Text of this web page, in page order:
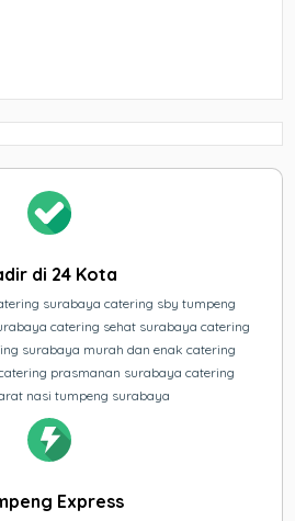
di 24 Kota
surabaya catering sby tumpeng
catering sehat surabaya catering
surabaya murah dan enak catering
prasmanan surabaya catering
nasi tumpeng surabaya
Express